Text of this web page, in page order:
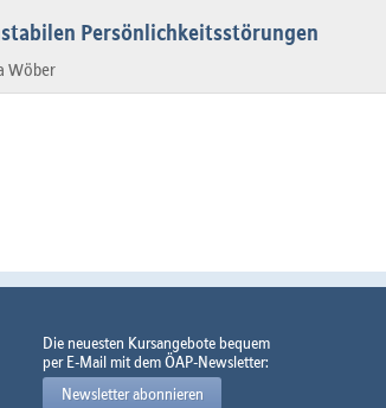
Persönlichkeitsstörungen
Wöber
Die neuesten Kursangebote bequem
per E-Mail mit dem ÖAP-Newsletter:
Newsletter abonnieren